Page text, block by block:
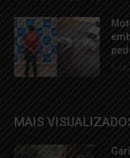
6 de
MAIS